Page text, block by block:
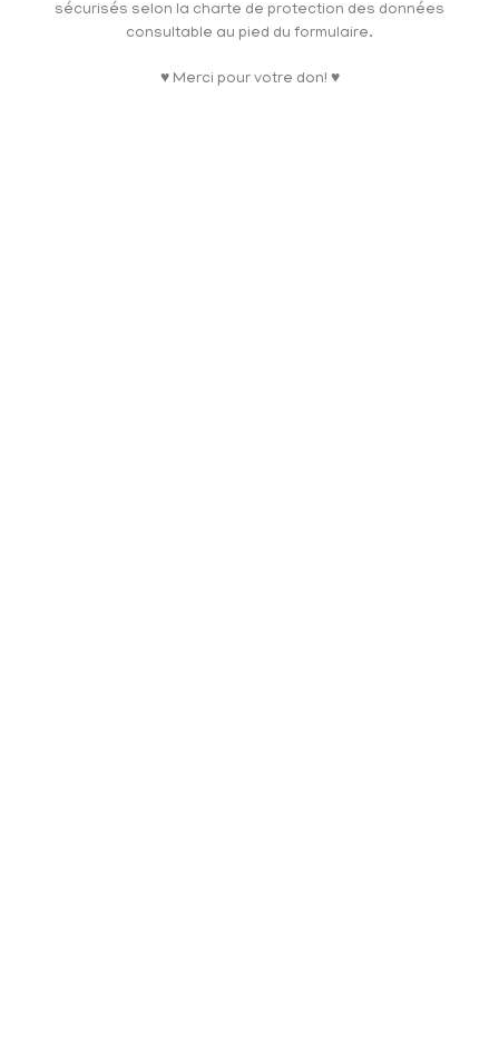
sécurisés selon la charte de protection des données
consultable au pied du formulaire.
♥ Merci pour votre don! ♥